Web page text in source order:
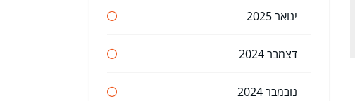
ינואר 2025
דצמבר 2024
נובמבר 2024